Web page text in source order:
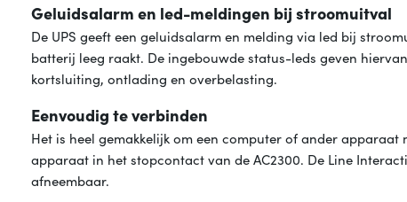
Geluidsalarm en led-meldingen bij stroomuitval
De UPS geeft een geluidsalarm en melding via led bij
batterij leeg raakt. De ingebouwde status-leds geven
kortsluiting, ontlading en overbelasting.
Eenvoudig te verbinden
Het is heel gemakkelijk om een computer of ander
apparaat in het stopcontact van de AC2300. De Line
afneembaar.